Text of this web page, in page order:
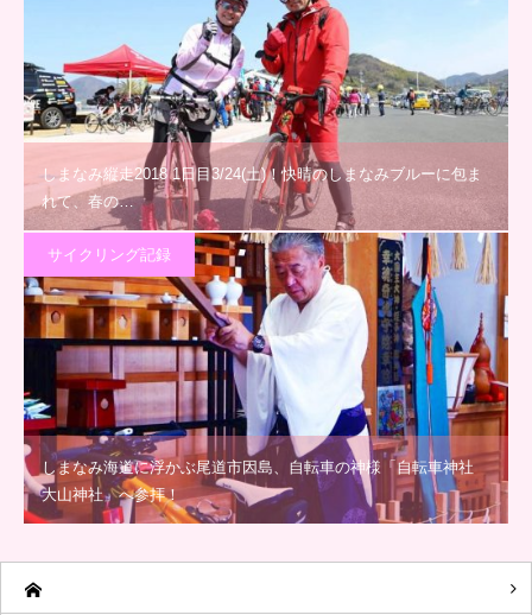
しまなみ縦走2018 1日目3/24(土)！快晴のしまなみブルーに包ま
れて、春の…
サイクリング記録
しまなみ海道に浮かぶ尾道市因島、自転車の神様「自転車神社
大山神社」へ参拝！